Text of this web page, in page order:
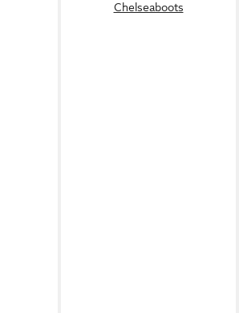
Chelseaboots